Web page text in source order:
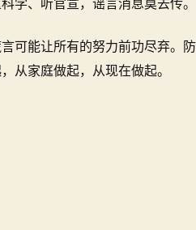
学、听官宣，谣言消息莫去传。
可能让所有的努力前功尽弃。防
从家庭做起，从现在做起。